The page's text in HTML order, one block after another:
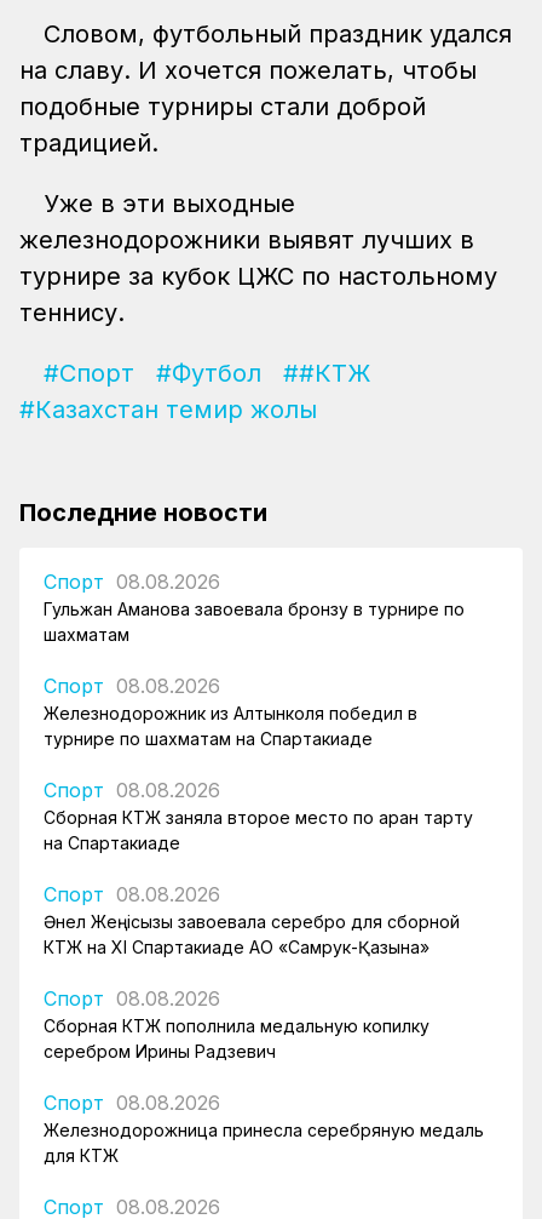
Словом, футбольный праздник удался
на славу. И хочется пожелать, чтобы
подобные турниры стали доброй
традицией.
Уже в эти выходные
железнодорожники выявят лучших в
турнире за кубок ЦЖС по настольному
теннису.
#Спорт #Футбол
##КТЖ
#Казахстан темир жолы
Последние новости
Спорт 08.08.2026
Гульжан Аманова завоевала бронзу в турнире по
шахматам
Спорт 08.08.2026
Железнодорожник из Алтынколя победил в
турнире по шахматам на Спартакиаде
Спорт 08.08.2026
Сборная КТЖ заняла второе место по арқан тарту
на Спартакиаде
Спорт 08.08.2026
Әнел Жеңісқызы завоевала серебро для сборной
КТЖ на XI Спартакиаде АО «Самрук-Қазына»
Спорт 08.08.2026
Сборная КТЖ пополнила медальную копилку
серебром Ирины Радзевич
Спорт 08.08.2026
Железнодорожница принесла серебряную медаль
для КТЖ
Спорт 08.08.2026